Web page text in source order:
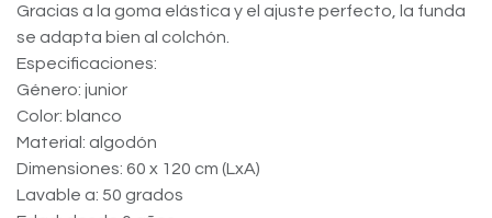
Gracias a la goma elástica y el ajuste perfecto, la funda
se adapta bien al colchón.
Especificaciones:
Género: junior
Color: blanco
Material: algodón
Dimensiones: 60 x 120 cm (LxA)
Lavable a: 50 grados